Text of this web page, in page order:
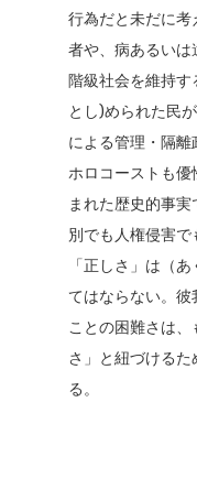
行為だと未だに
者や、病あるいは
階級社会を維持
とし)められた民
による管理・隔
ホロコーストも
まれた歴史的事
別でも人権侵害
「正しさ」は（
てはならない。
ことの困難さは
さ」と紐づける
る。